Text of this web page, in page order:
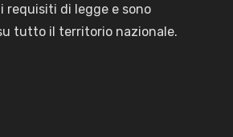
requisiti di legge e sono
tutto il territorio nazionale.